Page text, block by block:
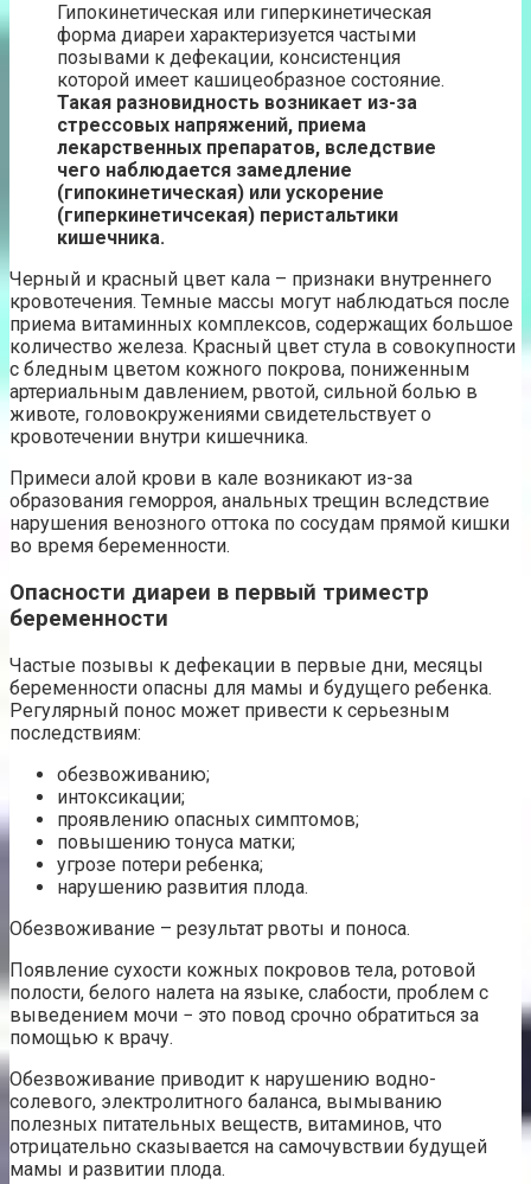
Гипокинетическая или гиперкинетическая
форма диареи характеризуется частыми
позывами к дефекации, консистенция
которой имеет кашицеобразное состояние.
Такая разновидность возникает из-за
стрессовых напряжений, приема
лекарственных препаратов, вследствие
чего наблюдается замедление
(гипокинетическая) или ускорение
(гиперкинетичсекая) перистальтики
кишечника.
Черный и красный цвет кала – признаки внутреннего
кровотечения. Темные массы могут наблюдаться после
приема витаминных комплексов, содержащих большое
количество железа. Красный цвет стула в совокупности
с бледным цветом кожного покрова, пониженным
артериальным давлением, рвотой, сильной болью в
животе, головокружениями свидетельствует о
кровотечении внутри кишечника.
Примеси алой крови в кале возникают из-за
образования геморроя, анальных трещин вследствие
нарушения венозного оттока по сосудам прямой кишки
во время беременности.
Опасности диареи в первый триместр
беременности
Частые позывы к дефекации в первые дни, месяцы
беременности опасны для мамы и будущего ребенка.
Регулярный понос может привести к серьезным
последствиям:
обезвоживанию;
интоксикации;
проявлению опасных симптомов;
повышению тонуса матки;
угрозе потери ребенка;
нарушению развития плода.
Обезвоживание – результат рвоты и поноса.
Появление сухости кожных покровов тела, ротовой
полости, белого налета на языке, слабости, проблем с
выведением мочи − это повод срочно обратиться за
помощью к врачу.
Обезвоживание приводит к нарушению водно-
солевого, электролитного баланса, вымыванию
полезных питательных веществ, витаминов, что
отрицательно сказывается на самочувствии будущей
мамы и развитии плода.